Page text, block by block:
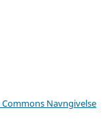
Commons Navngivelse